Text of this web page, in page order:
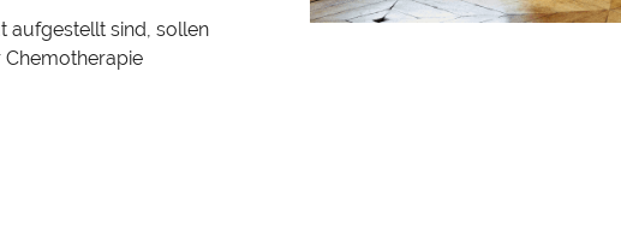
aufgestellt sind, sollen
Chemotherapie